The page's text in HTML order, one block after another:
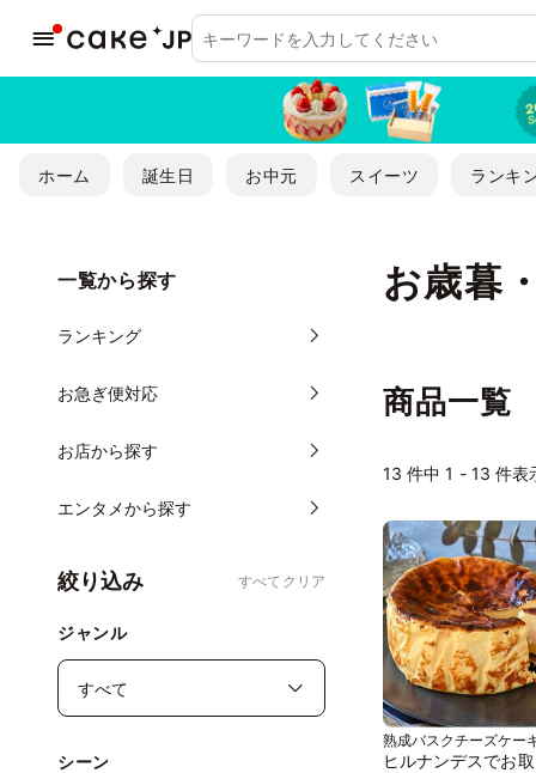
ホーム 誕生日 お中元 スイーツ ランキ
お歳暮
一覧から探す
ランキング
お急ぎ便対応
お店から探す
エンタメから探す
絞り込み すべてクリア
ジャンル
シーン
商品一覧
13 件中 1 - 13 件表
熟成バスクチーズケー
ヒルナンデスでお